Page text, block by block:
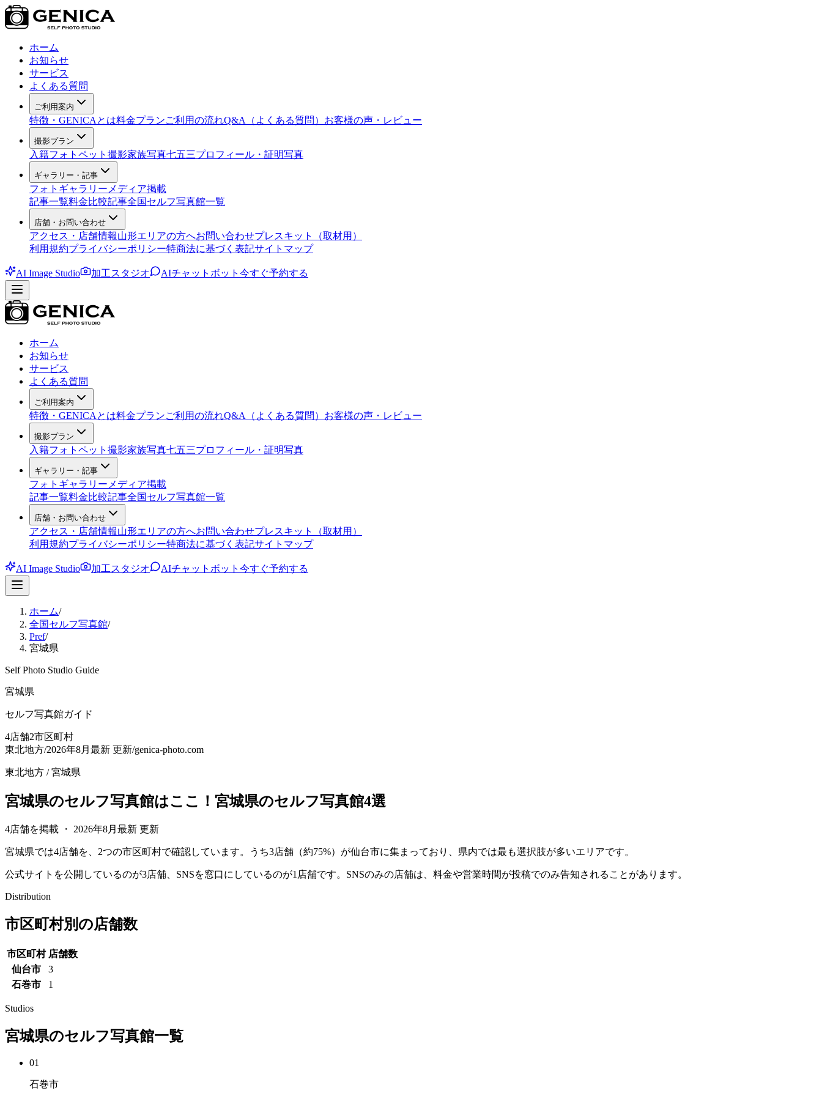
ホーム
お知らせ
サービス
よくある質問
ご利用案内
特徴・GENICAとは料金プランご利用の流れQ&A（よくある質問） お客様の声・レビュー
撮影プラン
入籍フォト ペット撮影家族写真七五三プロフィール・証明写真
ギャラリー・記事
フォトギャラリー メディア掲載
記事一覧料金比較記事全国セルフ写真館一覧
店舗・お問い合わせ
アクセス・店舗情報山形エリアの方へお問い合わせプレスキット（取材用）
利用規約プライバシーポリシー特商法に基づく表記サイトマップ
AI Image Studio 加工スタジオ AIチャットボット 今すぐ予約する
ホーム
お知らせ
サービス
よくある質問
ご利用案内
特徴・GENICAとは料金プランご利用の流れQ&A（よくある質問） お客様の声・レビュー
撮影プラン
入籍フォト ペット撮影家族写真七五三プロフィール・証明写真
ギャラリー・記事
フォトギャラリー メディア掲載
記事一覧料金比較記事全国セルフ写真館一覧
店舗・お問い合わせ
アクセス・店舗情報山形エリアの方へお問い合わせプレスキット（取材用）
利用規約プライバシーポリシー特商法に基づく表記サイトマップ
AI Image Studio 加工スタジオ AIチャットボット 今すぐ予約する
ホーム/
全国セルフ写真館/
Pref/
宮城県
Self Photo Studio Guide
宮城県
セルフ写真館ガイド
4店舗2市区町村
東北地方/2026年8月最新 更新/genica-photo.com
東北地方 /宮城県
宮城県のセルフ写真館はここ！宮城県のセルフ写真館4選
4店舗を掲載 ・ 2026年8月最新 更新
宮城県では4店舗を、2つの市区町村で確認しています。うち3店舗（約75%）が仙台市に集まっており、県内では最も選択肢が多いエリアです。
公式サイトを公開しているのが3店舗、SNSを窓口にしているのが1店舗です。SNSのみの店舗は、料金や営業時間が投稿でのみ告知されることがあります。
Distribution
市区町村別の店舗数
市区町村 店舗数
仙台市
3
石巻市
1
Studios
宮城県のセルフ写真館一覧
01
石巻市